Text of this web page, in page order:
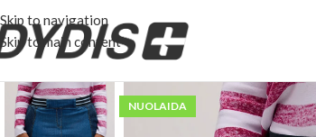
Skip to navigation
Skip to main content
NUOLAIDA